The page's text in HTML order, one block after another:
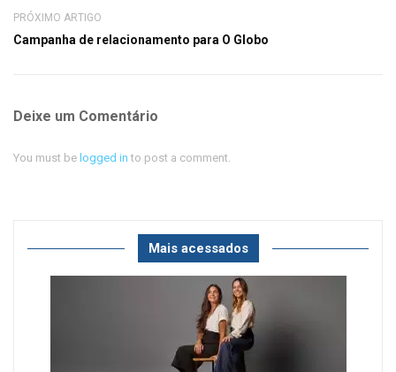
PRÓXIMO ARTIGO
Campanha de relacionamento para O Globo
Deixe um Comentário
You must be logged in to post a comment.
Mais acessados